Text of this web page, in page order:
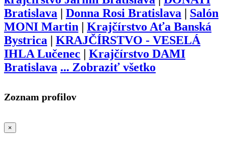
Bratislava
Donna Rosi Bratislava
Salón
MONI Martin
Krajčírstvo Aťa Banská
Bystrica
KRAJČÍRSTVO - VESELÁ
IHLA Lučenec
Krajčírstvo DAMI
Bratislava ... Zobraziť všetko
Zoznam profilov
×